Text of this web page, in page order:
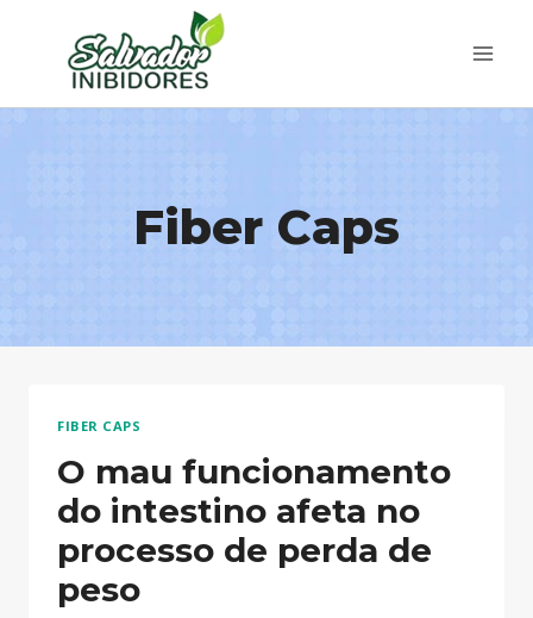
Fiber Caps
FIBER CAPS
O mau funcionamento
do intestino afeta no
processo de perda de
peso